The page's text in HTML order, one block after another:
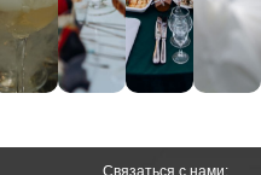
Связаться с нами: